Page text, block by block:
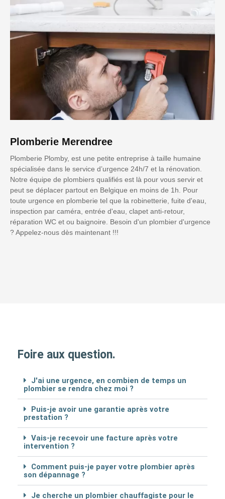
Plomberie Merendree
Plomberie Plomby, est une petite entreprise à taille humaine
spécialisée dans le service d’urgence 24h/7 et la rénovation.
Notre équipe de plombiers qualifiés est là pour vous servir et
peut se déplacer partout en Belgique en moins de 1h. Pour
toute urgence en plomberie tel que la robinetterie, fuite d'eau,
inspection par caméra, entrée d'eau, clapet anti-retour,
réparation WC et ou baignoire. Besoin d'un plombier d'urgence
? Appelez-nous dès maintenant !!!
Foire aux question.
J'ai une urgence, en combien de temps un
plombier se rendra chez moi ?
Puis-je avoir une garantie après votre
prestation ?
Vais-je recevoir une facture après votre
intervention ?
Comment puis-je payer votre plombier après
son dépannage ?
Je cherche un plombier chauffagiste pour le